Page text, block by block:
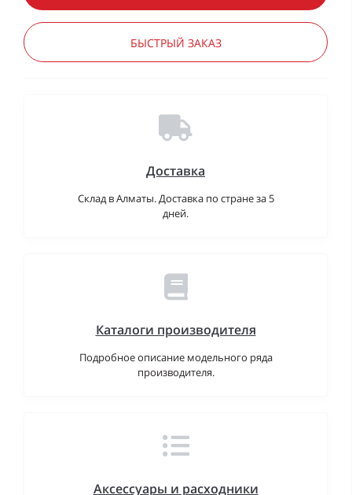
БЫСТРЫЙ ЗАКАЗ
Доставка
Склад в Алматы. Доставка по стране за 5
дней.
Каталоги производителя
Подробное описание модельного ряда
производителя.
Аксессуары и расходники